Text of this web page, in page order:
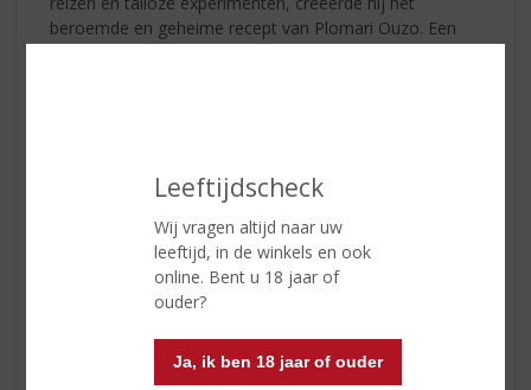
Leeftijdscheck
Wij vragen altijd naar uw
leeftijd, in de winkels en ook
online. Bent u 18 jaar of
ouder?
Ja, ik ben 18 jaar of ouder
beroemde en geheime recept van Plomari Ouzo. Een
gebeurt op exact dezelfde manier als in 1894, in een
kleine handgemaakte koperen still welke vandaag de
dag nog steeds door dezelfde familie van kopersmids
worden gemaakt. In totaal zijn er maar liefst 18 van
deze kleine koperen stills in de distilleerderij van
Plomari. De reden hiervoor is dat een kleinere ketel tot
Traditionele Distillatie